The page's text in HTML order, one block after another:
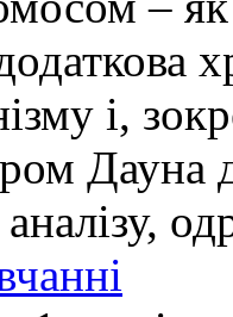
і,
Дауна